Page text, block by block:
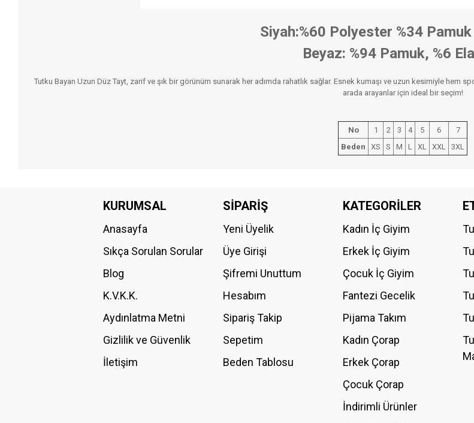
Siyah:%60 Polyester %34
Beyaz: %94 Pamuk, %6
Tutku Bayan Uzun Düz Tayt, zarif ve şık bir görünüm sunarak her adımda rahatlık sağlar. Esnek kumaşı ve uzun kesimiyle hem
arada arayanlar için ideal bir seçim!
No 1 2 3 4 5 6
7
Beden
XS S M L XL XXL 3XL
Bu ürüne ilk yorumu siz yapın!
Ürün resmi kalitesiz, bozuk veya görüntülenemiyor.
Ürün fiyatı diğer sitelerden daha pahalı.
Bu ürüne benzer farklı alternatifler olmalı.
KURUMSAL
Anasayfa
Sıkça Sorulan Sorular
Blog
K.V.K.K.
Aydınlatma Metni
Gizlilik ve Güvenlik
İletişim
SİPARİŞ
Yeni Üyelik
Üye Girişi
Şifremi Unuttum
Hesabım
Sipariş Takip
Sepetim
Beden Tablosu
KATEGORİLER
Kadın İç Giyim
Erkek İç Giyim
Çocuk İç Giyim
Fantezi Gecelik
Pijama Takım
Kadın Çorap
Erkek Çorap
Çocuk Çorap
İndirimli Ürünler